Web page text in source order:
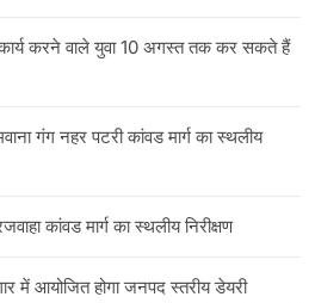
कार्य करने वाले युवा 10 अगस्त तक कर सकते हैं
गंग नहर पटरी कांवड मार्ग का स्थलीय
कांवड मार्ग का स्थलीय निरीक्षण
में आयोजित होगा जनपद स्तरीय डेयरी